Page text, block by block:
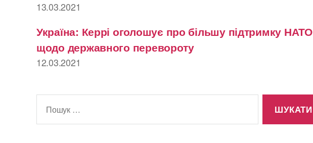
13.03.2021
Україна: Керрі оголошує про більшу підтримку НАТО
щодо державного перевороту
12.03.2021